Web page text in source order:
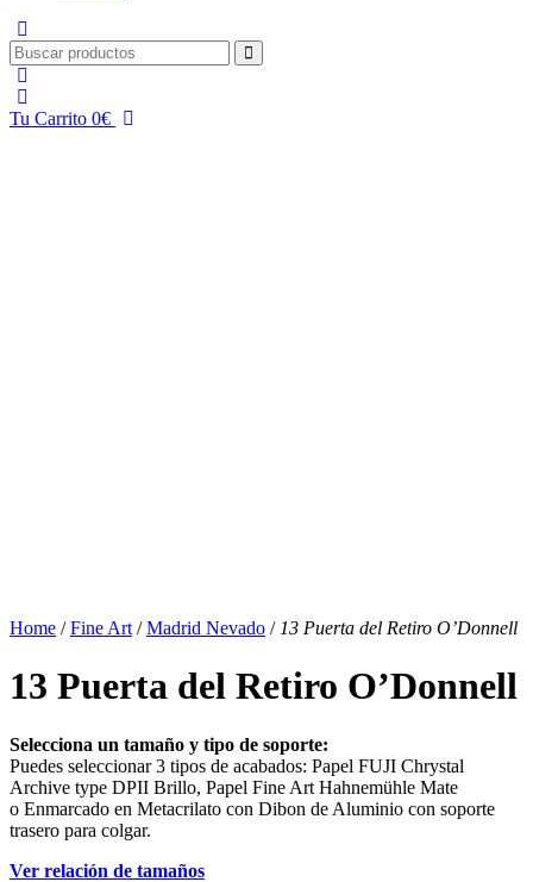
Tu Carrito 0€
Home /Fine Art /Madrid Nevado / 13 Puerta del Retiro O’Donnell
13 Puerta del Retiro O’Donnell
Selecciona un tamaño y tipo de soporte:
Puedes seleccionar 3 tipos de acabados: Papel FUJI Chrystal
Archive type DPII Brillo, Papel Fine Art Hahnemühle Mate
o Enmarcado en Metacrilato con Dibon de Aluminio con soporte
trasero para colgar.
Ver relación de tamaños